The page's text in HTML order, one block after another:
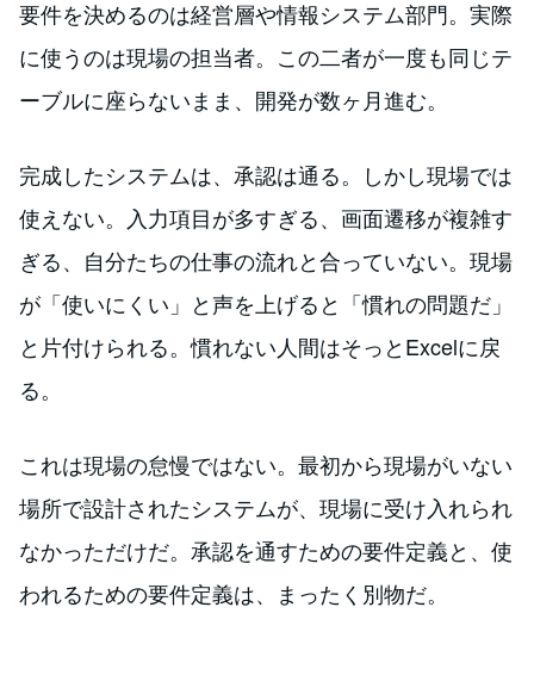
要件を決めるのは経営層や情報システム部門。実際
に使うのは現場の担当者。この二者が一度も同じテ
ーブルに座らないまま、開発が数ヶ月進む。
完成したシステムは、承認は通る。しかし現場では
使えない。入力項目が多すぎる、画面遷移が複雑す
ぎる、自分たちの仕事の流れと合っていない。現場
が「使いにくい」と声を上げると「慣れの問題だ」
と片付けられる。慣れない人間はそっとExcelに戻
る。
これは現場の怠慢ではない。最初から現場がいない
場所で設計されたシステムが、現場に受け入れられ
なかっただけだ。承認を通すための要件定義と、使
われるための要件定義は、まったく別物だ。